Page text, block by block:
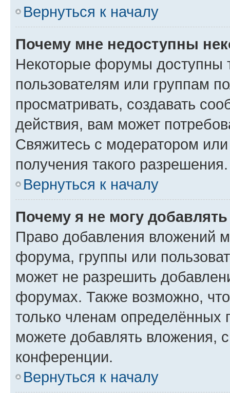
Вернуться к началу
Почему мне недоступны
Некоторые форумы доступны
пользователям или группам
просматривать, создавать
действия, вам может
Свяжитесь с модератором
получения такого разрешения.
Вернуться к началу
Почему я не могу
Право добавления вложений
форума, группы или
может не разрешить
форумах. Также возможно,
только членам определённых
можете добавлять вложения,
конференции.
Вернуться к началу